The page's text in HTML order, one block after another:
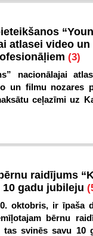
atlasei video
(3)
nacionālajai
un filmu nozares
ceļazīmi uz
raidījums
gadu jubileju
oktobris, ir īpaša
bērnu
svinēs savu 10